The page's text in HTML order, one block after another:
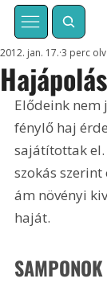
Hajápolás
2012. jan. 17. 3 perc
Elődeink nem
fénylő haj
sajátítottak
szokás
ám növényi
haját.
SAMPONOK